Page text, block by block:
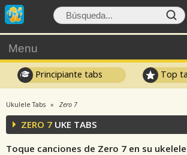
Menu
Principiante tabs Top
Ukulele Tabs Zero 7
ZERO 7 UKE TABS
Toque canciones de Zero 7 en su ukelele